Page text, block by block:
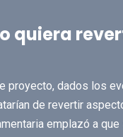
quiera
proyecto, dados los
de revertir
emplazó a